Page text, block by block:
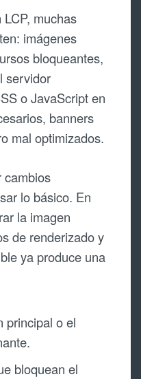
muchas
imágenes
bloqueantes,
servidor
o JavaScript en
banners
mal optimizados.
cambios
lo básico. En
la imagen
de renderizado y
ya produce una
principal o el
bloquean el